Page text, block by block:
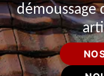
démoussage